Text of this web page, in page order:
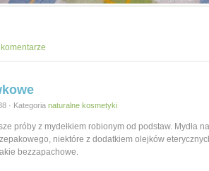
komentarze
· Kategoria naturalne kosmetyki
próby z mydełkiem robionym od podstaw. Mydła
niektóre z dodatkiem olejków
bezzapachowe.